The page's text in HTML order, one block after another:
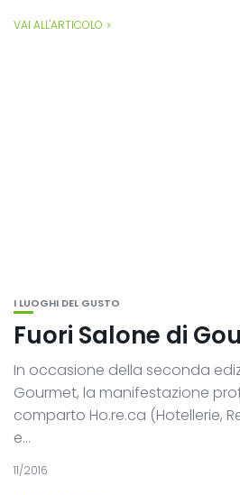
VAI ALL'ARTICOLO
I LUOGHI DEL GUSTO
Fuori Salone di
In occasione della seconda
Gourmet, la manifestazione
comparto Ho.re.ca (Hotellerie,
e...
11/2016